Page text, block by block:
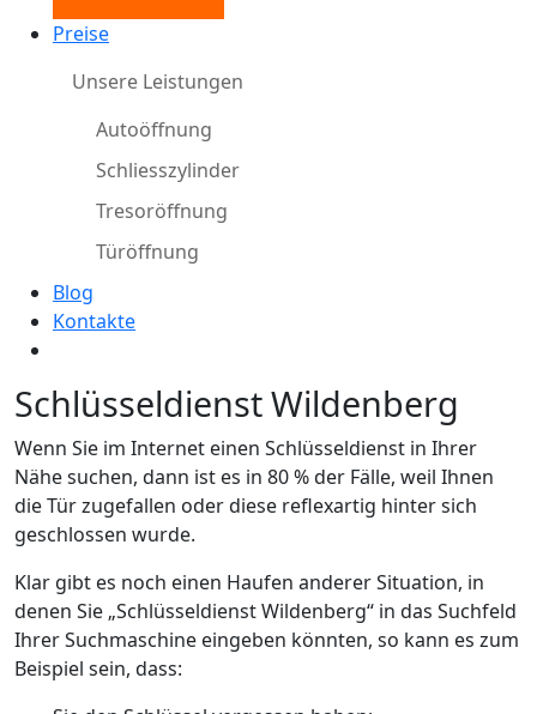
Preise
Unsere Leistungen
Autoöffnung
Schliesszylinder
Tresoröffnung
Türöffnung
Blog
Kontakte
Schlüsseldienst Wildenberg
Wenn Sie im Internet einen Schlüsseldienst in Ihrer
Nähe suchen, dann ist es in 80 % der Fälle, weil Ihnen
die Tür zugefallen oder diese reflexartig hinter sich
geschlossen wurde.
Klar gibt es noch einen Haufen anderer Situation, in
denen Sie „Schlüsseldienst Wildenberg“ in das Suchfeld
Ihrer Suchmaschine eingeben könnten, so kann es zum
Beispiel sein, dass: